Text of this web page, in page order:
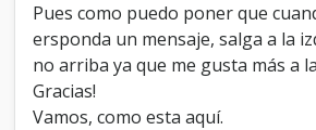
Pues como puedo poner que
ersponda un mensaje, salga a la
no arriba ya que me gusta más a
Gracias!
Vamos, como esta aquí.